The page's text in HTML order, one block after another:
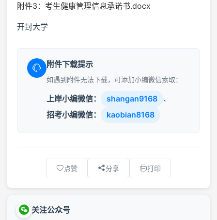
附件3：考生健康管理信息承诺书.docx
开封大学
附件下载提示
如遇到附件无法下载，可添加小编微信索取：
上岸小编微信： shangan9168 、
招考小编微信： kaobian8168
点赞 分享 打印
关注公众号